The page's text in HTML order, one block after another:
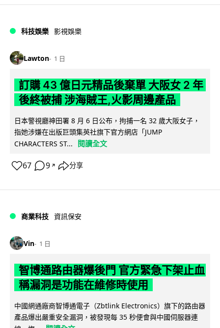
科技娛樂 影視娛樂
Lawton 1 日
訂購 43 億日元精品後棄單 大阪女 2 年
後終被捕 涉海賊王,火影周邊產品
日本警視廳神田署 8 月 6 日公布，拘捕一名 32 歲大阪女子，
指她涉嫌在出版巨頭集英社旗下官方網店「JUMP
CHARACTERS ST...
閱讀全文
67 9 ↗ 分享
商業科技 資訊保安
Vin 1 日
智博通路由器爆後門 官方緊急下架止血
稱漏洞是功能在維修時使用
中國網通廠商智博通電子（Zbtlink Electronics）旗下的路由器
產品爆出嚴重安全漏洞，被發現每 35 秒便會與中國伺服器連